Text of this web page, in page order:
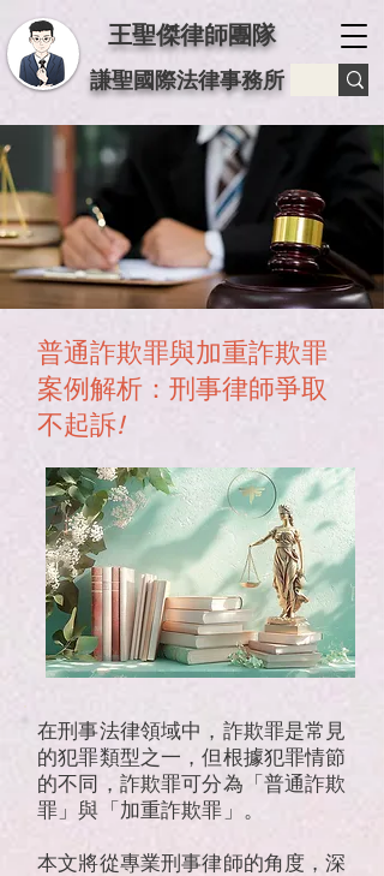
王聖傑律師團隊
謙聖國際法律事務所
普通詐欺罪與加重詐欺罪
案例解析：刑事律師爭取
不起訴!
在刑事法律領域中，詐欺罪是常見
的犯罪類型之一，但根據犯罪情節
的不同，詐欺罪可分為「普通詐欺
罪」與「加重詐欺罪」。
本文將從專業刑事律師的角度，深